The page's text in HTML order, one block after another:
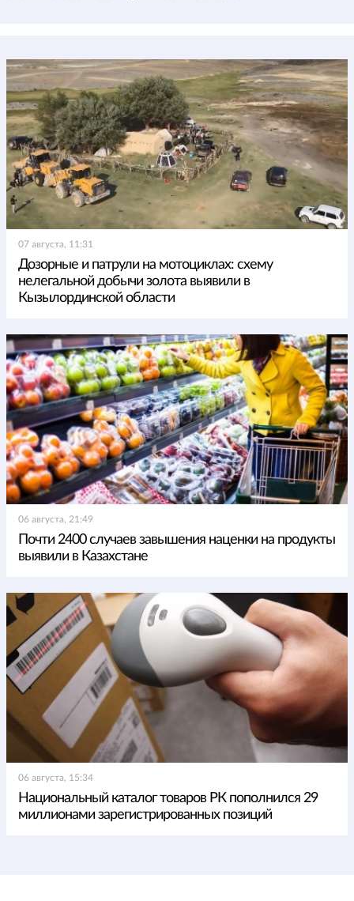
07 августа, 11:31
Дозорные и патрули на мотоциклах: схему
нелегальной добычи золота выявили в
Кызылординской области
06 августа, 21:49
Почти 2400 случаев завышения наценки на продукты
выявили в Казахстане
06 августа, 15:34
Национальный каталог товаров РК пополнился 29
миллионами зарегистрированных позиций